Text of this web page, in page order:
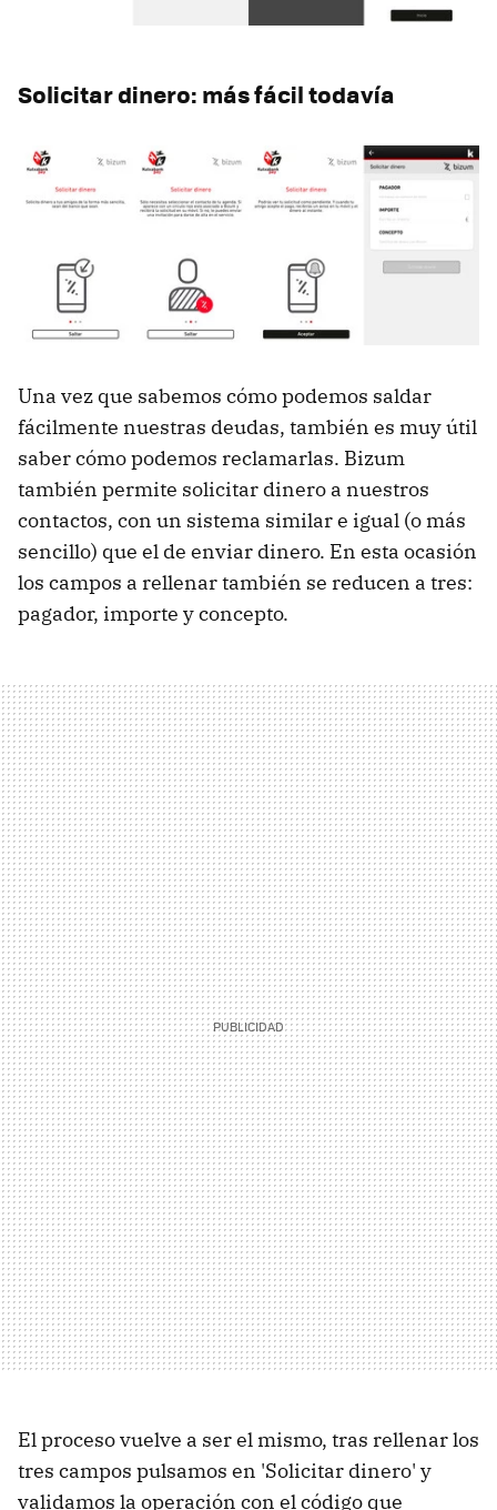
Solicitar dinero: más fácil todavía
Una vez que sabemos cómo podemos saldar
fácilmente nuestras deudas, también es muy útil
saber cómo podemos reclamarlas. Bizum
también permite solicitar dinero a nuestros
contactos, con un sistema similar e igual (o más
sencillo) que el de enviar dinero. En esta ocasión
los campos a rellenar también se reducen a tres:
pagador, importe y concepto.
El proceso vuelve a ser el mismo, tras rellenar los
tres campos pulsamos en 'Solicitar dinero' y
validamos la operación con el código que